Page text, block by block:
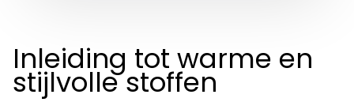
Inleiding tot warme en
stijlvolle stoffen